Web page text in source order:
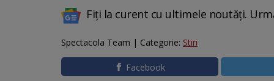
Fiți la curent cu ultimele noutăți.
Spectacola Team | Categorie: Stiri
Facebook